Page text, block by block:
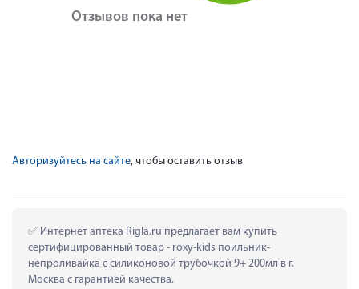
Отзывов пока нет
Авторизуйтесь на сайте, чтобы оставить отзыв
Интернет аптека Rigla.ru предлагает вам купить
сертифицированный товар - roxy-kids поильник-
непроливайка с силиконовой трубочкой 9+ 200мл в г.
Москва с гарантией качества.